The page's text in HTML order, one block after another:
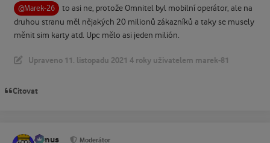
@Marek-26
to asi ne, protože Omnitel byl mobilní operátor, ale na
druhou stranu měl nějakých 20 milionů zákazníků a taky se musely
měnit sim karty atd. Upc mělo asi jeden milión.
Upraveno 11. listopadu 2021 4 roky uživatelem marek-81
Citovat
tomus Moderátor